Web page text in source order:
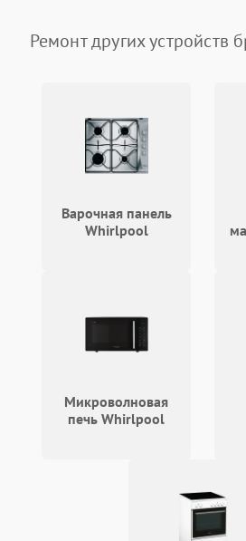
Проблемы с набором
воды
1800 ₽
Сбои в работе таймера
Ремонт других устройств
Варочная панель
Whirlpool
Микроволновая
печь Whirlpool